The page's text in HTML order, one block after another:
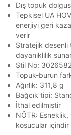
Dış topuk
Tepkisel UA
enerjiyi geri
verir
Stratejik desenli
dayanıklılık
Stil No:
Topuk-burun
Ağırlık: 311,8 g
Bağcık tipi:
İthal edilmiştir
NÖTR:
koşucular içindir
Perakende
tarafından
işlenmesini
E-mail
Çağrı
Kişisel
Doğuş